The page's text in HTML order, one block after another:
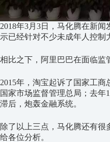
2018年3月3日，马化腾在新
示已经针对不少未成年人控制
相比之下，阿里巴巴在面临监
2015年，淘宝起诉了国家工商
国家市场监督管理总局；去年
滞后，炮轰金融系统。
除了以上三点，马化腾还有
给各位分析。